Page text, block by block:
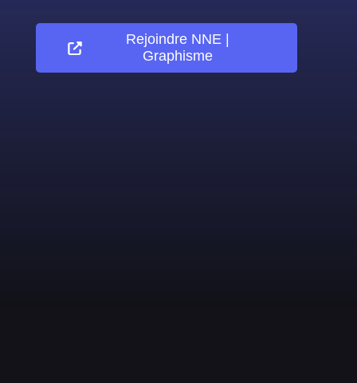
Rejoindre NNE |
Graphisme